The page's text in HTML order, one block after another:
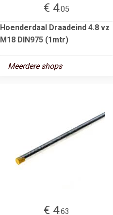
€ 4.05
Hoenderdaal Draadeind 4.8 vz
M18 DIN975 (1mtr)
Meerdere shops
€ 4.63